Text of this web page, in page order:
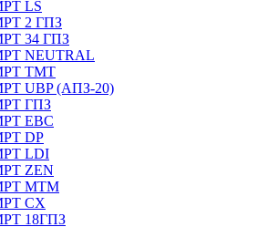
LS
2 ГПЗ
34 ГПЗ
NEUTRAL
TMT
UBP (АПЗ-20)
ГПЗ
EBC
DP
LDI
ZEN
MTM
CX
18ГПЗ